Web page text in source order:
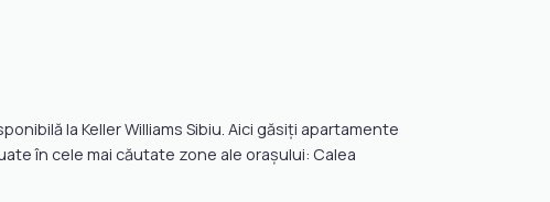
la Keller Williams Sibiu. Aici găsiți apartamente
în cele mai căutate zone ale orașului: Calea